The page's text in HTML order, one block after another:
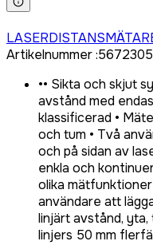
Artikelnummer:567230
•• Sikta och skjut
avstånd med
klassificerad •
och tum • Två
och på sidan av
enkla och
olika
användare att
linjärt avstånd,
linjers 50 mm